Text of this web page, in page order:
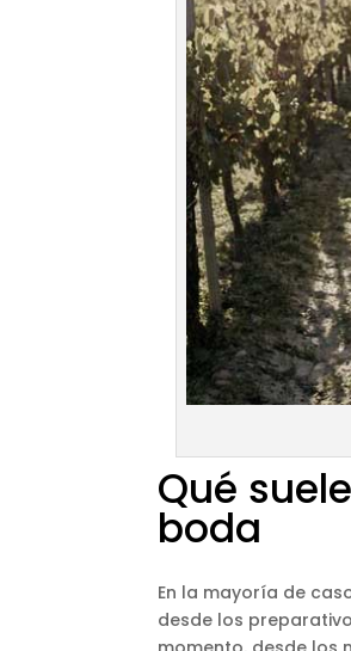
Qué
boda
En la mayoría de
desde los